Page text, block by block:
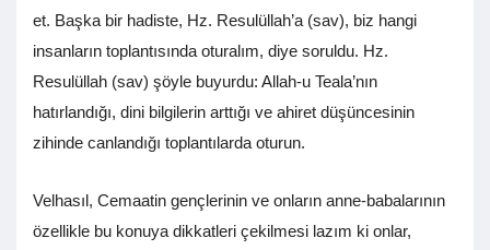
et. Başka bir hadiste, Hz. Resulüllah’a (sav), biz hangi
insanların toplantısında oturalım, diye soruldu. Hz.
Resulüllah (sav) şöyle buyurdu: Allah-u Teala’nın
hatırlandığı, dini bilgilerin arttığı ve ahiret düşüncesinin
zihinde canlandığı toplantılarda oturun.
Velhasıl, Cemaatin gençlerinin ve onların anne-babalarının
özellikle bu konuya dikkatleri çekilmesi lazım ki onlar,